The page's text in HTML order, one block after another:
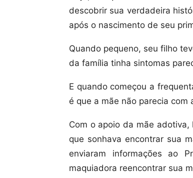
descobrir sua verdadeira
após o nascimento de seu
Quando pequeno, seu filho
da família tinha sintomas
E quando começou a
é que a mãe não parecia com
Com o apoio da mãe
que sonhava encontrar sua
enviaram informações ao
maquiadora reencontrar sua